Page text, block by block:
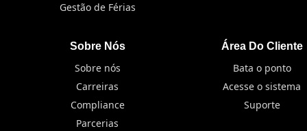
Gestão de Férias
Sobre Nós
Sobre nós
Carreiras
Compliance
Parcerias
Área Do Cliente
Bata o ponto
Acesse o sistema
Suporte